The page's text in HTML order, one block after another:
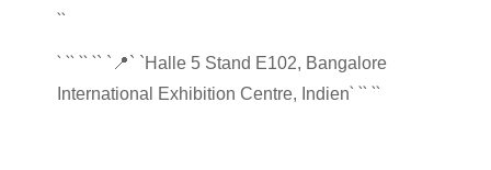
``
` `` `` `` ` 📍 ` `Halle 5 Stand E102, Bangalore
International Exhibition Centre, Indien` `` ``